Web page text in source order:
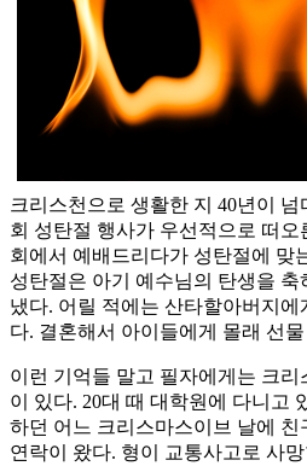
크리스천으로 생활한 지 40년이
회 성탄절 행사가 우선적으로 떠
회에서 예배드리다가 성탄절에 맞
성탄절은 아기 예수님의 탄생을
냈다. 어릴 적에는 산타할아버지
다. 결혼해서 아이들에게 몰래 선
이런 기억들 말고 필자에게는 크
이 있다. 20대 때 대학원에 다니고
하던 어느 크리스마스이브 날에
연락이 왔다. 형이 교통사고로 사